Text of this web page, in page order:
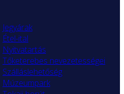
Jegyárak
Étel-ital
Nyitvatartás
Tőketerebes nevezetességei
Szálláslehetőség
Múzeumpark